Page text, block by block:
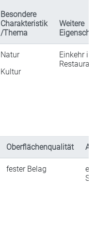
Besondere
Charakteristik
/Thema
Weitere
Natur
Kultur
Einkehr in
Oberflächenqualität
fester Belag